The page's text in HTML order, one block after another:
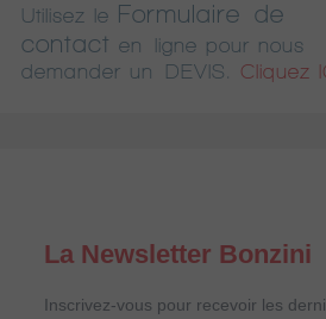
Utilisez le Formulaire de
contact en ligne pour nous
demander un DEVIS.
Cliquez
La Newsletter Bonzini
Inscrivez-vous pour recevoir les